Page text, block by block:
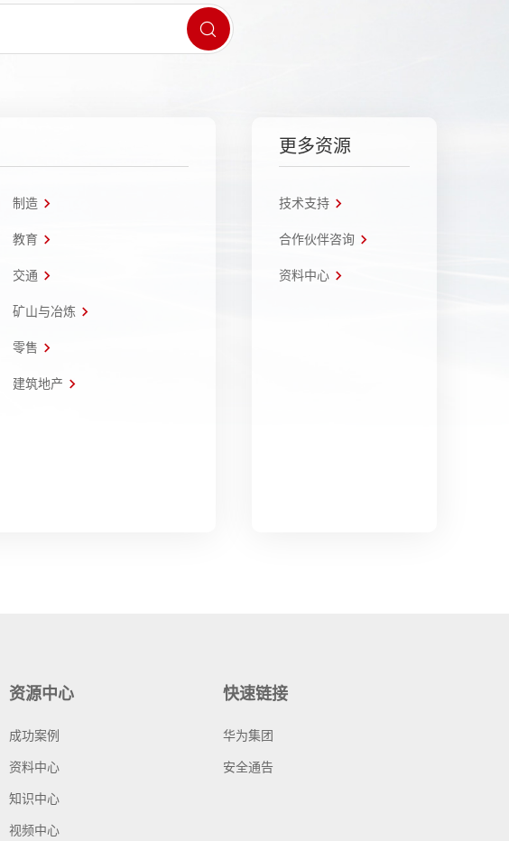
制造
教育
交通
矿山与冶炼
零售
建筑地产
更多资源
技术支持
合作伙伴咨询
资料中心
资源中心
成功案例
资料中心
知识中心
视频中心
快速链接
华为集团
安全通告